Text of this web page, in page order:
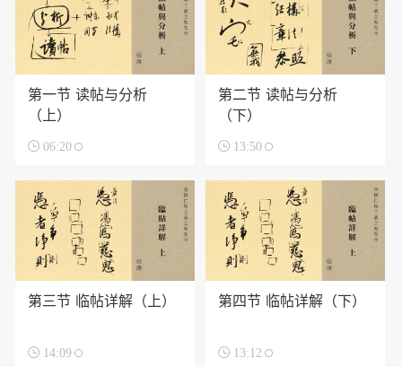
第一节 读帖与分析
（上）
 06:20
第二节 读帖与分析
（下）
 13:50
第三节 临帖详解（上）
 14:09
第四节 临帖详解（下）
 13:12